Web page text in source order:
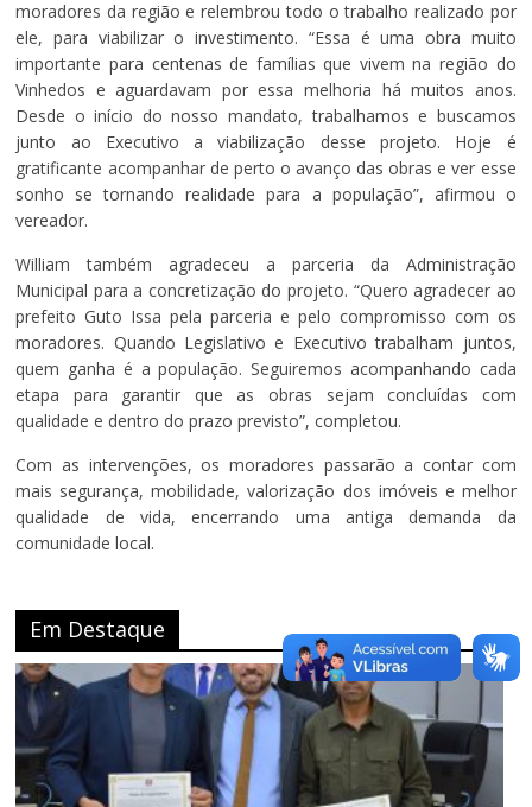
moradores da região e relembrou todo o trabalho realizado por
ele, para viabilizar o investimento. “Essa é uma obra muito
importante para centenas de famílias que vivem na região do
Vinhedos e aguardavam por essa melhoria há muitos anos.
Desde o início do nosso mandato, trabalhamos e buscamos
junto ao Executivo a viabilização desse projeto. Hoje é
gratificante acompanhar de perto o avanço das obras e ver esse
sonho se tornando realidade para a população”, afirmou o
vereador.
William também agradeceu a parceria da Administração
Municipal para a concretização do projeto. “Quero agradecer ao
prefeito Guto Issa pela parceria e pelo compromisso com os
moradores. Quando Legislativo e Executivo trabalham juntos,
quem ganha é a população. Seguiremos acompanhando cada
etapa para garantir que as obras sejam concluídas com
qualidade e dentro do prazo previsto”, completou.
Com as intervenções, os moradores passarão a contar com
mais segurança, mobilidade, valorização dos imóveis e melhor
qualidade de vida, encerrando uma antiga demanda da
comunidade local.
Em Destaque